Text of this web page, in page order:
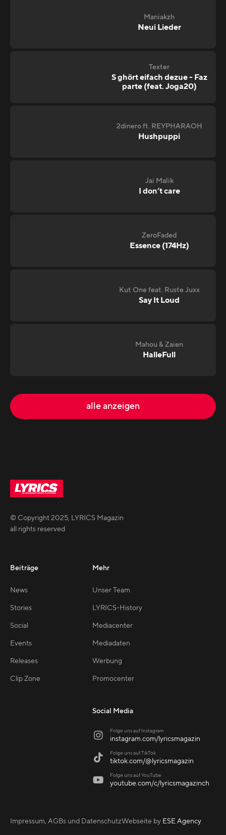
Maniakzh
Neui Lieder
Texter
S ghört eifach dezue - Faz
parte (feat. Joga20)
2dinero ft. REYPHARAOH
Hushpuppi
Jai Malik
I don‘t care
ZeroFaded
Essence (174Hz)
Kut One feat. Ruste Juxx
Say It Loud
Mahou & Zaien
HalleFull
alle anzeigen
© Copyright2025, LYRICS Magazin
all rights reserved
Beiträge
News
Stories
Social
Events
Releases
Clip Zone
Mehr
Unser Team
LYRICS-History
Mediacenter
Mediadaten
Werbung
Promocenter
Social Media
 Folge uns auf Instagram
instagram.com/lyricsmagazin
 Folge uns auf TikTok
tiktok.com/@lyricsmagazin
 Folge uns auf YouTube
youtube.com/c/lyricsmagazinch
Impressum, AGBs und DatenschutzWebseite by ESE Agency